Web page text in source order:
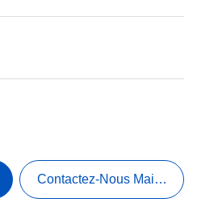
Contactez-Nous Maintenant